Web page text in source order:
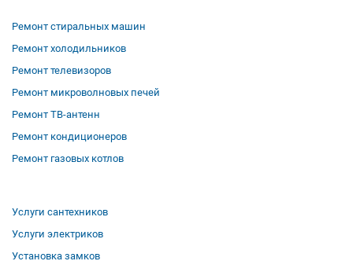
Ремонт стиральных машин
Ремонт холодильников
Ремонт телевизоров
Ремонт микроволновых печей
Ремонт ТВ-антенн
Ремонт кондиционеров
Ремонт газовых котлов
Услуги сантехников
Услуги электриков
Установка замков